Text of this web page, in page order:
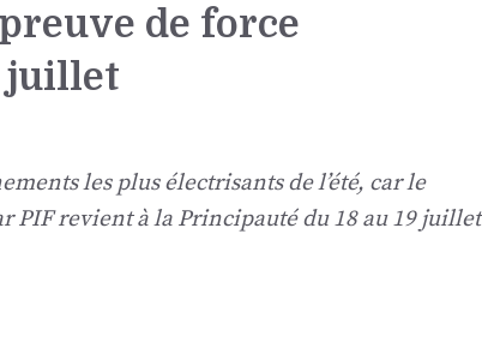
de force
juillet
les plus électrisants de l’été, car le
PIF revient à la Principauté du 18 au 19 juillet